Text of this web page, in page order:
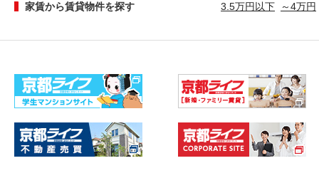
家賃から賃貸物件を探す 3.5万円以下 ～4万円